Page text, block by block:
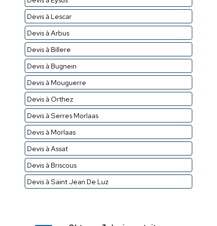
Devis à Lescar
Devis à Arbus
Devis à Billere
Devis à Bugnein
Devis à Mouguerre
Devis à Orthez
Devis à Serres Morlaas
Devis à Morlaas
Devis à Assat
Devis à Briscous
Devis à Saint Jean De Luz